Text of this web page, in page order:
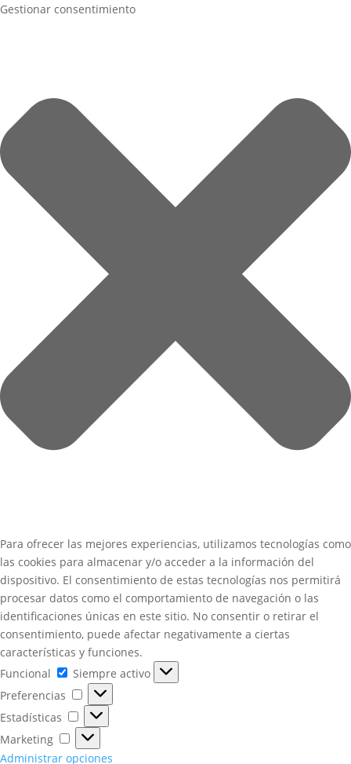
Gestionar consentimiento
Para ofrecer las mejores experiencias, utilizamos tecnologías como
las cookies para almacenar y/o acceder a la información del
dispositivo. El consentimiento de estas tecnologías nos permitirá
procesar datos como el comportamiento de navegación o las
identificaciones únicas en este sitio. No consentir o retirar el
consentimiento, puede afectar negativamente a ciertas
características y funciones.
Funcional
Funcional
Siempre activo
Preferencias
Preferencias
Estadísticas
Estadísticas
Marketing
Marketing
Administrar opciones